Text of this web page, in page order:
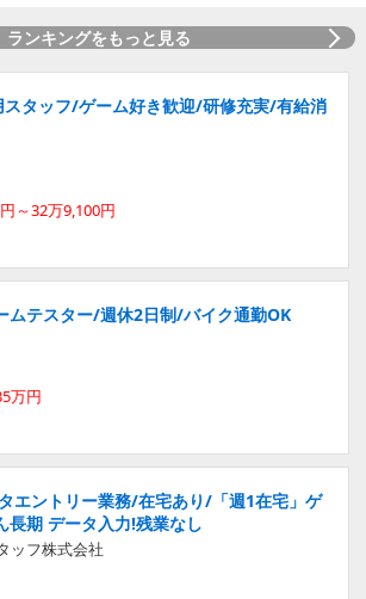
ランキングをもっと見る
スタッフ/ゲーム好き歓迎/研修充実/有給消
～32万9,100円
ムテスター/週休2日制/バイク通勤OK
万円
エントリー業務/在宅あり/「週1在宅」ゲ
長期 データ入力!残業なし
ッフ株式会社